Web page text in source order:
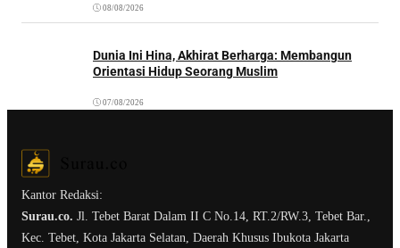
08/08/2026
Dunia Ini Hina, Akhirat Berharga: Membangun
Orientasi Hidup Seorang Muslim
07/08/2026
Kantor Redaksi:
Surau.co. Jl. Tebet Barat Dalam II C No.14, RT.2/RW.3, Tebet Bar.,
Kec. Tebet, Kota Jakarta Selatan, Daerah Khusus Ibukota Jakarta